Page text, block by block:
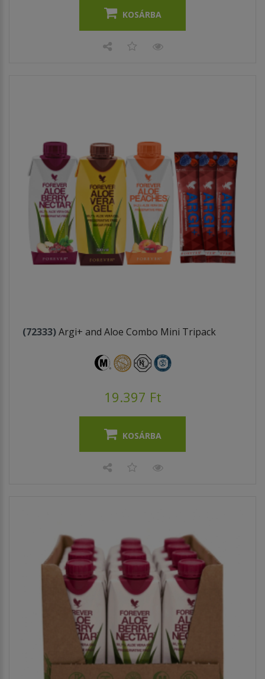
KOSÁRBA
(72333)Argi+ and Aloe Combo Mini Tripack
19.397 Ft
KOSÁRBA